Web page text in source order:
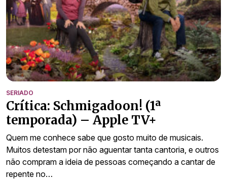
SERIADO
Crítica: Schmigadoon! (1ª
temporada) – Apple TV+
Quem me conhece sabe que gosto muito de musicais.
Muitos detestam por não aguentar tanta cantoria, e outros
não compram a ideia de pessoas começando a cantar de
repente no…